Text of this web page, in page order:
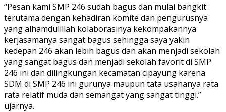
“Pesan kami SMP 246 sudah bagus dan mulai bangkit
terutama dengan kehadiran komite dan pengurusnya
yang alhamdulillah kolaborasinya kekompakannya
kerjasamanya sangat bagus sehingga saya yakin
kedepan 246 akan lebih bagus dan akan menjadi sekolah
yang sangat bagus dan menjadi sekolah favorit di SMP
246 ini dan dilingkungan kecamatan cipayung karena
SDM di SMP 246 ini gurunya maupun tata usahanya rata
rata relatif muda dan semangat yang sangat tinggi.”
ujarnya.